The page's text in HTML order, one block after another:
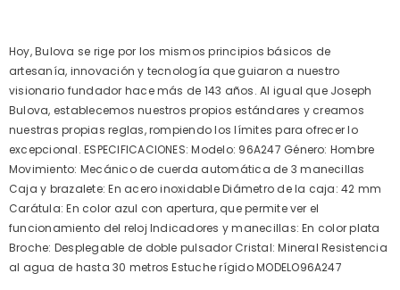
Hoy, Bulova se rige por los mismos principios básicos de
artesanía, innovación y tecnología que guiaron a nuestro
visionario fundador hace más de 143 años. Al igual que Joseph
Bulova, establecemos nuestros propios estándares y creamos
nuestras propias reglas, rompiendo los límites para ofrecer lo
excepcional. ESPECIFICACIONES: Modelo: 96A247 Género: Hombre
Movimiento: Mecánico de cuerda automática de 3 manecillas
Caja y brazalete: En acero inoxidable Diámetro de la caja: 42 mm
Carátula: En color azul con apertura, que permite ver el
funcionamiento del reloj Indicadores y manecillas: En color plata
Broche: Desplegable de doble pulsador Cristal: Mineral Resistencia
al agua de hasta 30 metros Estuche rígido MODELO96A247